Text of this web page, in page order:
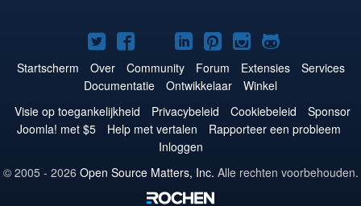
Joomla!
op
Twitter
Joomla!
op
Facebook
Joomla!
op
YouTube
Joomla!
op
LinkedIn
Joomla!
op
Pinterest
Joomla!
op
Instagram
Joomla!
op
GitHub
Startscherm Over Community Forum Extensies
Services
Documentatie
Ontwikkelaar
Winkel
Visie op toegankelijkheid
Privacybeleid Cookiebeleid
Sponsor
Joomla! met $5
Help met vertalen
Rapporteer een probleem
Inloggen
© 2005 - 2026 Open Source Matters, Inc. Alle rechten voorbehouden.